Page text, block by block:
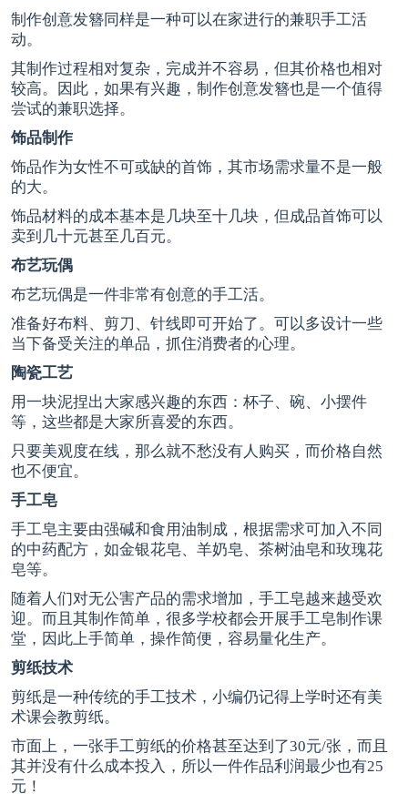
制作创意发簪同样是一种可以在家进行的兼职手工活
动。
其制作过程相对复杂，完成并不容易，但其价格也相对
较高。因此，如果有兴趣，制作创意发簪也是一个值得
尝试的兼职选择。
饰品制作
饰品作为女性不可或缺的首饰，其市场需求量不是一般
的大。
饰品材料的成本基本是几块至十几块，但成品首饰可以
卖到几十元甚至几百元。
布艺玩偶
布艺玩偶是一件非常有创意的手工活。
准备好布料、剪刀、针线即可开始了。可以多设计一些
当下备受关注的单品，抓住消费者的心理。
陶瓷工艺
用一块泥捏出大家感兴趣的东西：杯子、碗、小摆件
等，这些都是大家所喜爱的东西。
只要美观度在线，那么就不愁没有人购买，而价格自然
也不便宜。
手工皂
手工皂主要由强碱和食用油制成，根据需求可加入不同
的中药配方，如金银花皂、羊奶皂、茶树油皂和玫瑰花
皂等。
随着人们对无公害产品的需求增加，手工皂越来越受欢
迎。而且其制作简单，很多学校都会开展手工皂制作课
堂，因此上手简单，操作简便，容易量化生产。
剪纸技术
剪纸是一种传统的手工技术，小编仍记得上学时还有美
术课会教剪纸。
市面上，一张手工剪纸的价格甚至达到了30元/张，而且
其并没有什么成本投入，所以一件作品利润最少也有25
元！